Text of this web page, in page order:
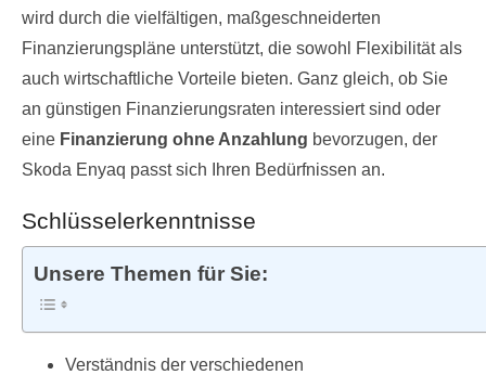
wird durch die vielfältigen, maßgeschneiderten
Finanzierungspläne unterstützt, die sowohl Flexibilität als
auch wirtschaftliche Vorteile bieten. Ganz gleich, ob Sie
an günstigen Finanzierungsraten interessiert sind oder
eine Finanzierung ohne Anzahlung bevorzugen, der
Skoda Enyaq passt sich Ihren Bedürfnissen an.
Schlüsselerkenntnisse
Unsere Themen für Sie:
Verständnis der verschiedenen